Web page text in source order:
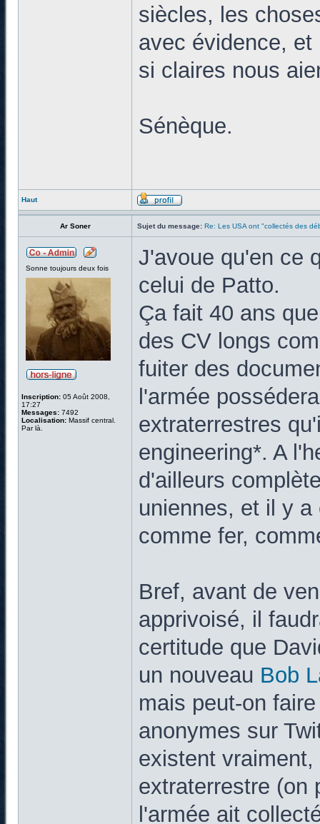
siècles, les
avec évidence,
si claires nous
Sénèque.
Haut
Ar Soner Sujet du message: Re: Les USA ont "collectés des
Sonne toujours deux fois
Inscription: 05 Août 2008,
17:27
Messages: 7492
Localisation: Massif central.
Par là.
J'avoue qu'en ce
celui de Patto.
Ça fait 40 ans
des CV longs
fuiter des
l'armée
extraterrestres
engineering*. A
d'ailleurs
uniennes, et il y
comme fer,
Bref, avant de
apprivoisé, il
certitude que
un nouveau Bob
mais peut-on
anonymes sur
existent
extraterrestre (on
l'armée ait